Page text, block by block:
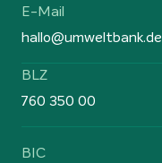
E-Mail
hallo@umweltbank.de
BLZ
760 350 00
BIC